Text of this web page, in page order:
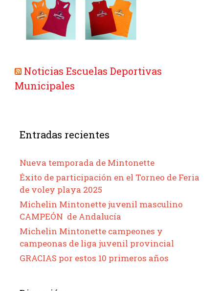
Noticias Escuelas Deportivas
Municipales
Entradas recientes
Nueva temporada de Mintonette
Éxito de participación en el Torneo de Feria
de voley playa 2025
Michelin Mintonette juvenil masculino
CAMPEÓN de Andalucía
Michelin Mintonette campeones y
campeonas de liga juvenil provincial
GRACIAS por estos 10 primeros años